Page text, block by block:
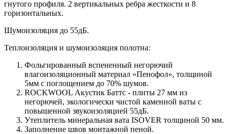
гнутого профиля. 2 вертикальных ребра жесткости и 8
горизонтальных.
Шумоизоляция до 55дБ.
Теплоизоляция и шумоизоляция полотна:
Фольгированный вспененный негорючий
влагоизоляционный материал «Пенофол», толщиной
5мм с поглощением до 70% шумов.
ROCKWOOL Акустик Баттс - плиты 27 мм из
негорючей, экологически чистой каменной ваты с
повышенной звукоизоляцией 55дБ.
Утеплитель минеральная вата ISOVER толщиной 50 мм.
Заполнение швов монтажной пеной.